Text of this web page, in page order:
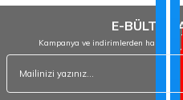
E-BÜLTEN
Kampanya ve indirimlerden